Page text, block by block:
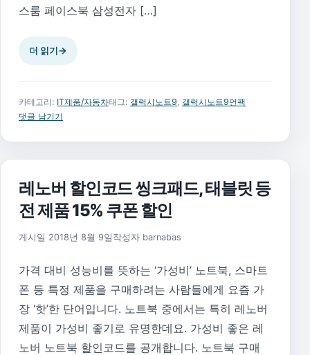
스룸 페이스북 삼성전자 […]
더 읽기→
카테고리: IT제품/자동차태그: 갤럭시노트9, 갤럭시노트9언팩
댓글 남기기
레노버 할인코드 씽크패드, 태블릿 등
전 제품 15% 쿠폰 할인
게시일 2018년 8월 9일 2021년 1월 1일
작성자 barnabas
가격 대비 성능비를 뜻하는 ‘가성비’ 노트북, 스마트
폰 등 특정 제품을 구매하려는 사람들에게 요즘 가
장 ‘핫’한 단어입니다. 노트북 중에서는 특히 레노버
제품이 가성비 좋기로 유명한데요. 가성비 좋은 레
노버 노트북 할인코드를 공개합니다. 노트북 구매